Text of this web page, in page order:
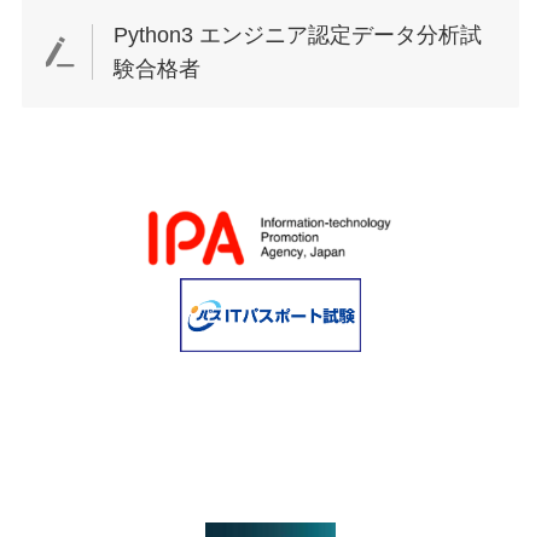
Python3 エンジニア認定データ分析試
験合格者